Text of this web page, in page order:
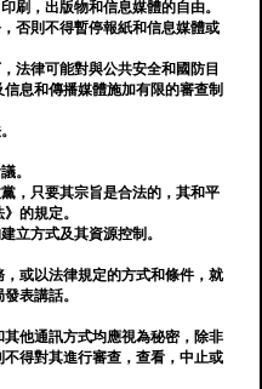
刷，出版物和信息媒體的自由。
否則不得暫停報紙和信息媒體或
法律可能對與公共安全和國防目
息和傳播媒體施加有限的審查制
。
，只要其宗旨是合法的，其和平
的規定。
立方式及其資源控制。
或以法律規定的方式和條件，就
表講話。
他通訊方式均應視為秘密，除非
得對其進行審查，查看，中止或